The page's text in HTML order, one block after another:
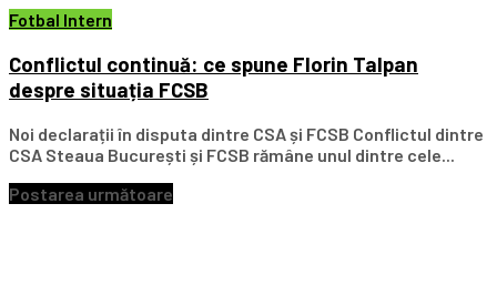
Fotbal Intern
Conflictul continuă: ce spune Florin Talpan
despre situația FCSB
Noi declarații în disputa dintre CSA și FCSB Conflictul dintre
CSA Steaua București și FCSB rămâne unul dintre cele...
Postarea următoare